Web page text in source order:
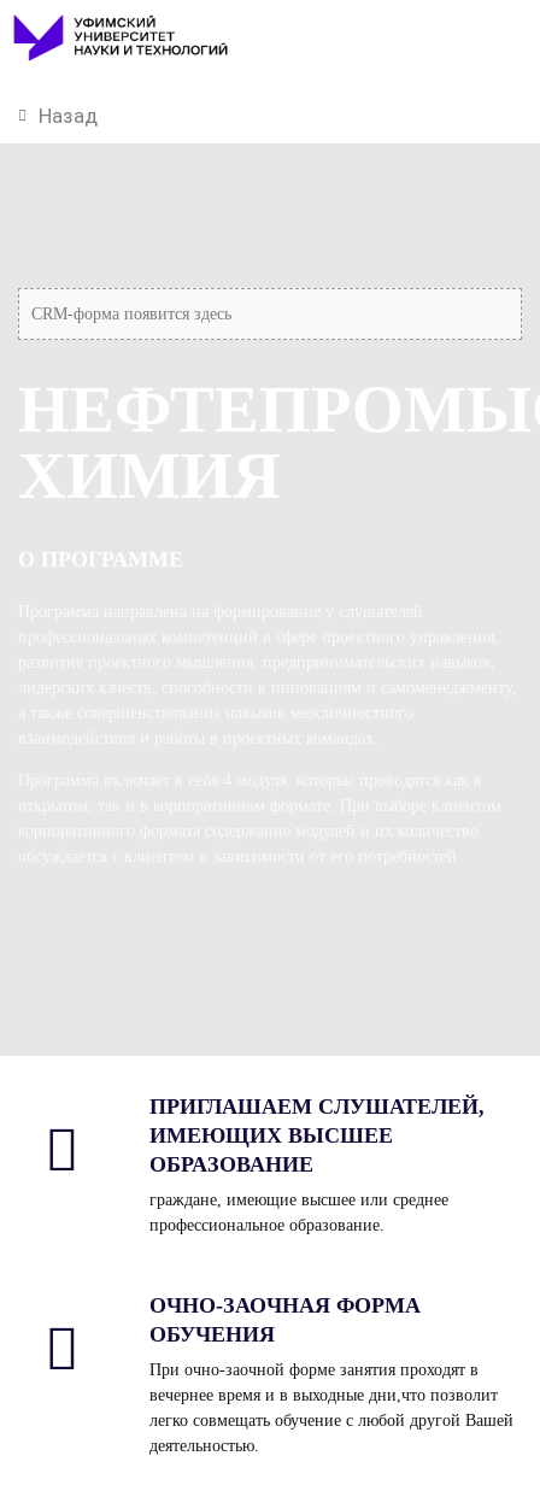
Назад
CRM-форма появится здесь
ХИМИЯ
О ПРОГРАММЕ
ПРИГЛАШАЕМ СЛУШАТЕЛЕЙ,
ИМЕЮЩИХ ВЫСШЕЕ
ОБРАЗОВАНИЕ
граждане, имеющие высшее или среднее
профессиональное образование.
ОЧНО-ЗАОЧНАЯ ФОРМА
ОБУЧЕНИЯ
При очно-заочной форме занятия проходят в
вечернее время и в выходные дни,что позволит
легко совмещать обучение с любой другой Вашей
деятельностью.